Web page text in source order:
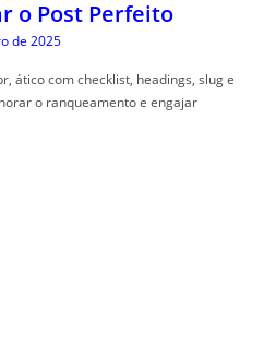
o Post Perfeito
de 2025
ático com checklist, headings, slug e
o ranqueamento e engajar